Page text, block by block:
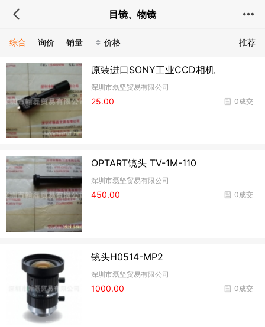
目镜、物镜
推荐
综合 询价 销量 价格
原装进口SONY工业CCD相机
深圳市磊坚贸易有限公司
0成交
25.00
OPTART镜头 TV-1M-110
深圳市磊坚贸易有限公司
0成交
450.00
镜头H0514-MP2
深圳市磊坚贸易有限公司
0成交
1000.00